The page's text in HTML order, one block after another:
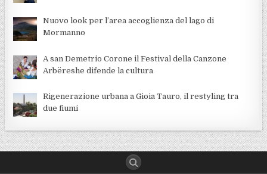
Nuovo look per l’area accoglienza del lago di
Mormanno
A san Demetrio Corone il Festival della Canzone
Arbëreshe difende la cultura
Rigenerazione urbana a Gioia Tauro, il restyling tra
due fiumi